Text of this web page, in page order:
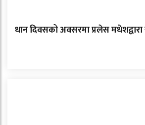
धान दिवसको अवसरमा प्रलेस मधेशद्वारा